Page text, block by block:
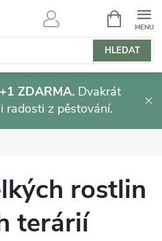
HLEDAT
NÁKUPNÍ
KOŠÍK
ZDARMA. Dvakrát
radosti z pěstování.
rostlin
terárií